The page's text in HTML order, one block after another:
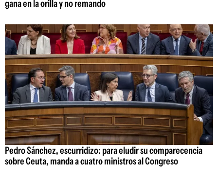
gana en la orilla y no remando
Pedro Sánchez, escurridizo: para eludir su comparecencia
sobre Ceuta, manda a cuatro ministros al Congreso